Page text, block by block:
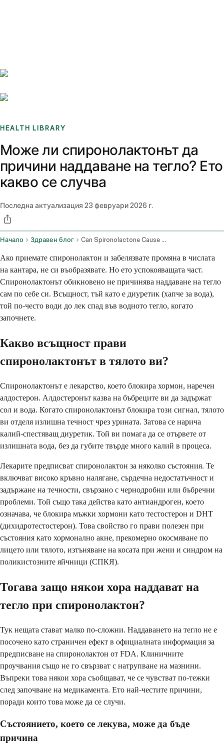
HEALTH LIBRARY
Може ли спиронолактонът да
причини наддаване на тегло? Ето
какво се случва
Последна актуализация 23 февруари 2026 г.
Начало Здравен блог Can Spironolactone Cause Weight Gain
Ако приемате спиронолактон и забелязвате промяна в числата
на кантара, не си въобразявате. Но ето успокояващата част.
Спиронолактонът обикновено не причинява наддаване на тегло
сам по себе си. Всъщност, тъй като е диуретик (хапче за вода),
той по-често води до лек спад във водното тегло, когато
започнете.
Какво всъщност прави
спиронолактонът в тялото ви?
Спиронолактонът е лекарство, което блокира хормон, наречен
алдостерон. Алдостеронът казва на бъбреците ви да задържат
сол и вода. Когато спиронолактонът блокира този сигнал, тялото
ви отделя излишна течност чрез урината. Затова се нарича
калий-спестяващ диуретик. Той ви помага да се отървете от
излишната вода, без да губите твърде много калий в процеса.
Лекарите предписват спиронолактон за няколко състояния. Те
включват високо кръвно налягане, сърдечна недостатъчност и
задържане на течности, свързано с чернодробни или бъбречни
проблеми. Той също така действа като антиандроген, което
означава, че блокира мъжки хормони като тестостерон и DHT
(дихидротестостерон). Това свойство го прави полезен при
състояния като хормонално акне, прекомерно окосмяване по
лицето или тялото, изтъняване на косата при жени и синдром на
поликистозните яйчници (СПКЯ).
Тогава защо някои хора наддават на
тегло при спиронолактон?
Тук нещата стават малко по-сложни. Наддаването на тегло не е
посочено като страничен ефект в официалната информация за
предписване на спиронолактон от FDA. Клиничните
проучвания също не го свързват с натрупване на мазнини.
Въпреки това някои хора съобщават, че се чувстват по-тежки
след започване на медикамента. Ето най-честите причини,
поради които това може да се случи.
Състоянието, което се лекува, може да бъде
причина